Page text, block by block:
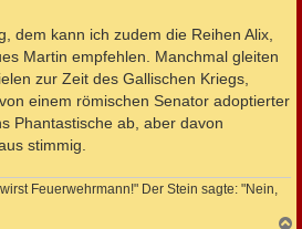
dem kann ich zudem die Reihen Alix,
Martin empfehlen. Manchmal gleiten
zur Zeit des Gallischen Kriegs,
einem römischen Senator adoptierter
Phantastische ab, aber davon
stimmig.
Feuerwehrmann!" Der Stein sagte: "Nein,